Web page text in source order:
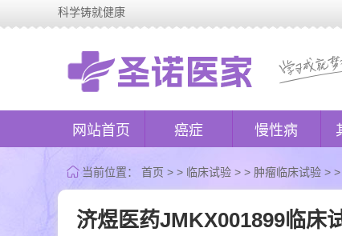
科学铸就健康
网站首页 癌症 慢性病
当前位置： 首页 > > 临床试验 > > 肿瘤临床试验 > >
济煜医药JMKX001899临床